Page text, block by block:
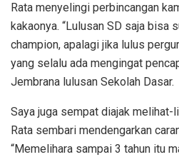
Rata menyelingi perbincangan
kakaonya. “Lulusan SD saja bisa
champion, apalagi jika lulus
yang selalu ada mengingat
Jembrana lulusan Sekolah Dasar.
Saya juga sempat diajak
Rata sembari mendengarkan
“Memelihara sampai 3 tahun itu